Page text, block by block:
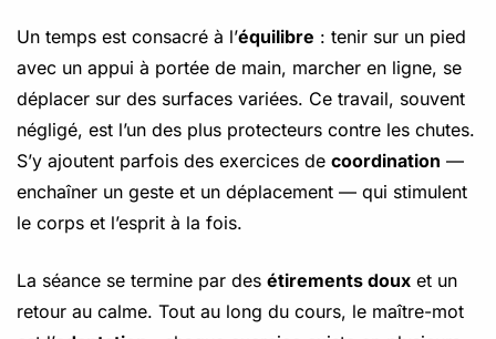
Un temps est consacré à l’équilibre : tenir sur un pied
avec un appui à portée de main, marcher en ligne, se
déplacer sur des surfaces variées. Ce travail, souvent
négligé, est l’un des plus protecteurs contre les chutes.
S’y ajoutent parfois des exercices de coordination —
enchaîner un geste et un déplacement — qui stimulent
le corps et l’esprit à la fois.
La séance se termine par des étirements doux et un
retour au calme. Tout au long du cours, le maître-mot